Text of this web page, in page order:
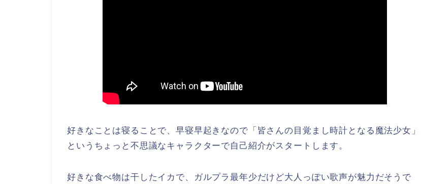
好きなことは寝ることで、早寝早起きなので「皆さんの目覚まし時計となる魔法少女」
というちょっと不思議なキャラクターで自己紹介がスタートします。
好きな食べ物は干したイカで、ガルプラ最年少だけど大人っぽい歌声が魅力だそうで